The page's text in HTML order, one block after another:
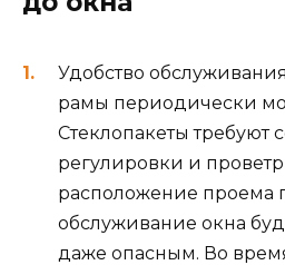
Удобство
рамы периодически
Стеклопакеты требуют
регулировки и
расположение проема
обслуживание окна
даже опасным. Во